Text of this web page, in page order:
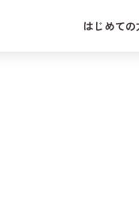
はじめての